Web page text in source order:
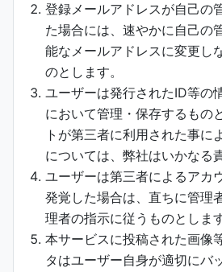
登録メールアドレスが自己の
た場合には、速やかに自己の
能なメールアドレスに変更し
のとします。
ユーザーは発行されたID等の
において管理・保存するもの
トが第三者に利用された事に
については、弊社はいかなる
ユーザーは第三者によるアカ
発覚した場合は、直ちに管理
理者の指示に従うものとします
本サービスに投稿された画像
タはユーザー自身が適切にバ